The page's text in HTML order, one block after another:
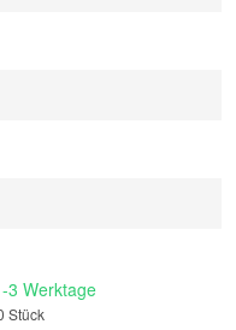
3 Werktage
Stück